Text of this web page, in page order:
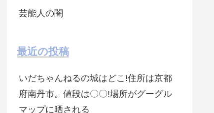
芸能人の闇
最近の投稿
いだちゃんねるの城はどこ!住所は京都
府南丹市。値段は〇〇!場所がグーグル
マップに晒される